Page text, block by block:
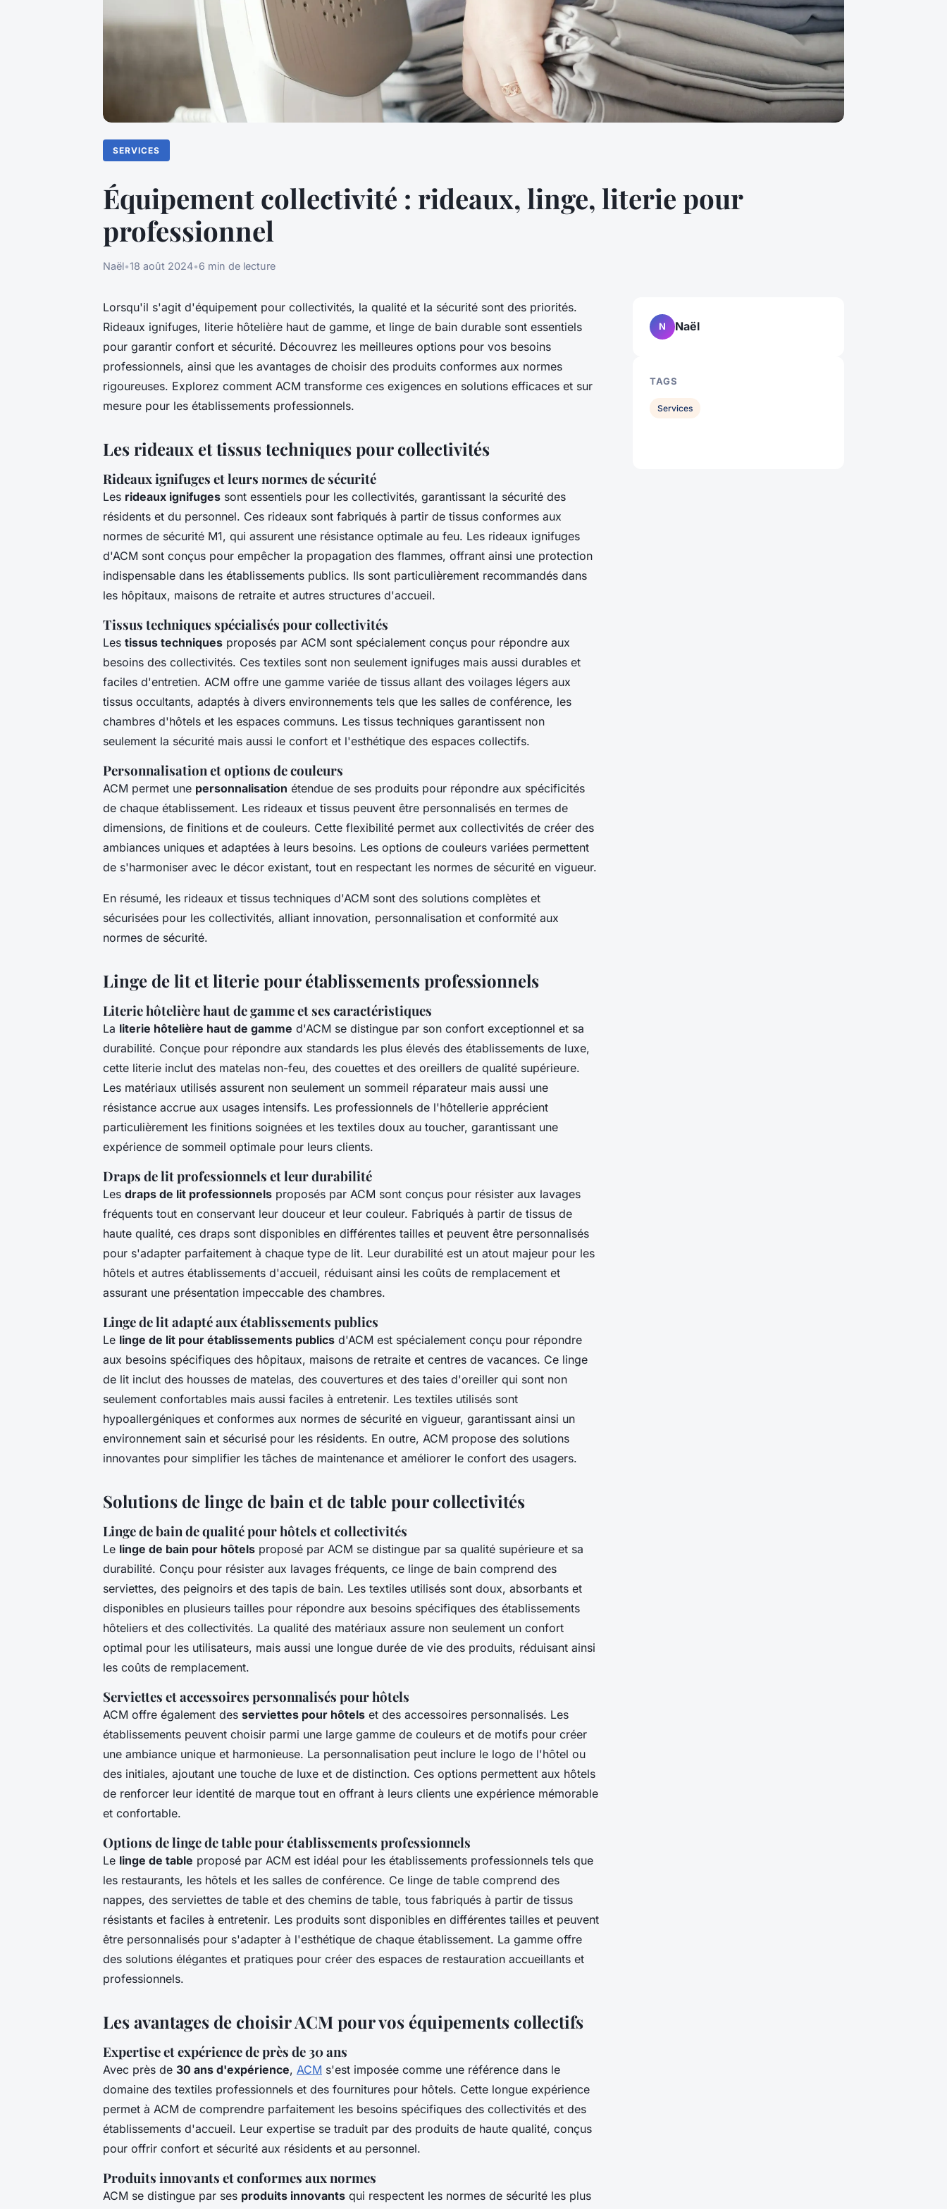
SERVICES
Équipement collectivité : rideaux, linge, literie pour
professionnel
Naël•18 août 2024•6 min de lecture
Lorsqu'il s'agit d'équipement pour collectivités, la qualité et la sécurité sont des priorités.
Rideaux ignifuges, literie hôtelière haut de gamme, et linge de bain durable sont essentiels
pour garantir confort et sécurité. Découvrez les meilleures options pour vos besoins
professionnels, ainsi que les avantages de choisir des produits conformes aux normes
rigoureuses. Explorez comment ACM transforme ces exigences en solutions efficaces et sur
mesure pour les établissements professionnels.
Les rideaux et tissus techniques pour collectivités
Rideaux ignifuges et leurs normes de sécurité
Les rideaux ignifuges sont essentiels pour les collectivités, garantissant la sécurité des
résidents et du personnel. Ces rideaux sont fabriqués à partir de tissus conformes aux
normes de sécurité M1, qui assurent une résistance optimale au feu. Les rideaux ignifuges
d'ACM sont conçus pour empêcher la propagation des flammes, offrant ainsi une protection
indispensable dans les établissements publics. Ils sont particulièrement recommandés dans
les hôpitaux, maisons de retraite et autres structures d'accueil.
Tissus techniques spécialisés pour collectivités
Les tissus techniques proposés par ACM sont spécialement conçus pour répondre aux
besoins des collectivités. Ces textiles sont non seulement ignifuges mais aussi durables et
faciles d'entretien. ACM offre une gamme variée de tissus allant des voilages légers aux
tissus occultants, adaptés à divers environnements tels que les salles de conférence, les
chambres d'hôtels et les espaces communs. Les tissus techniques garantissent non
seulement la sécurité mais aussi le confort et l'esthétique des espaces collectifs.
Personnalisation et options de couleurs
ACM permet une personnalisation étendue de ses produits pour répondre aux spécificités
de chaque établissement. Les rideaux et tissus peuvent être personnalisés en termes de
dimensions, de finitions et de couleurs. Cette flexibilité permet aux collectivités de créer des
ambiances uniques et adaptées à leurs besoins. Les options de couleurs variées permettent
de s'harmoniser avec le décor existant, tout en respectant les normes de sécurité en vigueur.
En résumé, les rideaux et tissus techniques d'ACM sont des solutions complètes et
sécurisées pour les collectivités, alliant innovation, personnalisation et conformité aux
normes de sécurité.
Linge de lit et literie pour établissements professionnels
Literie hôtelière haut de gamme et ses caractéristiques
La literie hôtelière haut de gamme d'ACM se distingue par son confort exceptionnel et sa
durabilité. Conçue pour répondre aux standards les plus élevés des établissements de luxe,
cette literie inclut des matelas non-feu, des couettes et des oreillers de qualité supérieure.
Les matériaux utilisés assurent non seulement un sommeil réparateur mais aussi une
résistance accrue aux usages intensifs. Les professionnels de l'hôtellerie apprécient
particulièrement les finitions soignées et les textiles doux au toucher, garantissant une
expérience de sommeil optimale pour leurs clients.
Draps de lit professionnels et leur durabilité
Les draps de lit professionnels proposés par ACM sont conçus pour résister aux lavages
fréquents tout en conservant leur douceur et leur couleur. Fabriqués à partir de tissus de
haute qualité, ces draps sont disponibles en différentes tailles et peuvent être personnalisés
pour s'adapter parfaitement à chaque type de lit. Leur durabilité est un atout majeur pour les
hôtels et autres établissements d'accueil, réduisant ainsi les coûts de remplacement et
assurant une présentation impeccable des chambres.
Linge de lit adapté aux établissements publics
Le linge de lit pour établissements publics d'ACM est spécialement conçu pour répondre
aux besoins spécifiques des hôpitaux, maisons de retraite et centres de vacances. Ce linge
de lit inclut des housses de matelas, des couvertures et des taies d'oreiller qui sont non
seulement confortables mais aussi faciles à entretenir. Les textiles utilisés sont
hypoallergéniques et conformes aux normes de sécurité en vigueur, garantissant ainsi un
environnement sain et sécurisé pour les résidents. En outre, ACM propose des solutions
innovantes pour simplifier les tâches de maintenance et améliorer le confort des usagers.
Solutions de linge de bain et de table pour collectivités
Linge de bain de qualité pour hôtels et collectivités
Le linge de bain pour hôtels proposé par ACM se distingue par sa qualité supérieure et sa
durabilité. Conçu pour résister aux lavages fréquents, ce linge de bain comprend des
serviettes, des peignoirs et des tapis de bain. Les textiles utilisés sont doux, absorbants et
disponibles en plusieurs tailles pour répondre aux besoins spécifiques des établissements
hôteliers et des collectivités. La qualité des matériaux assure non seulement un confort
optimal pour les utilisateurs, mais aussi une longue durée de vie des produits, réduisant ainsi
les coûts de remplacement.
Serviettes et accessoires personnalisés pour hôtels
ACM offre également des serviettes pour hôtels et des accessoires personnalisés. Les
établissements peuvent choisir parmi une large gamme de couleurs et de motifs pour créer
une ambiance unique et harmonieuse. La personnalisation peut inclure le logo de l'hôtel ou
des initiales, ajoutant une touche de luxe et de distinction. Ces options permettent aux hôtels
de renforcer leur identité de marque tout en offrant à leurs clients une expérience mémorable
et confortable.
Options de linge de table pour établissements professionnels
Le linge de table proposé par ACM est idéal pour les établissements professionnels tels que
les restaurants, les hôtels et les salles de conférence. Ce linge de table comprend des
nappes, des serviettes de table et des chemins de table, tous fabriqués à partir de tissus
résistants et faciles à entretenir. Les produits sont disponibles en différentes tailles et peuvent
être personnalisés pour s'adapter à l'esthétique de chaque établissement. La gamme offre
des solutions élégantes et pratiques pour créer des espaces de restauration accueillants et
professionnels.
Les avantages de choisir ACM pour vos équipements collectifs
Expertise et expérience de près de 30 ans
Avec près de 30 ans d'expérience, ACM s'est imposée comme une référence dans le
domaine des textiles professionnels et des fournitures pour hôtels. Cette longue expérience
permet à ACM de comprendre parfaitement les besoins spécifiques des collectivités et des
établissements d'accueil. Leur expertise se traduit par des produits de haute qualité, conçus
pour offrir confort et sécurité aux résidents et au personnel.
Produits innovants et conformes aux normes
ACM se distingue par ses produits innovants qui respectent les normes de sécurité les plus
N Naël
TAGS
Services